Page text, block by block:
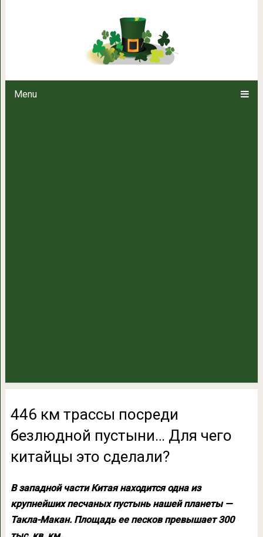
Menu
446 км трассы посреди
446 км трассы посреди
безлюдной пустыни… Для чего
китайцы это сделали?
В западной части Китая находится одна из
крупнейших песчаных пустынь нашей планеты —
Такла-Макан. Площадь ее песков превышает 300